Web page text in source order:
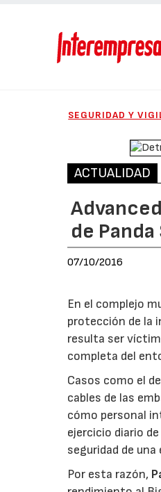
SEGURIDAD Y
ACTUALIDAD
de
07/10/2016
En el complejo
protección de la
resulta ser
completa del
Casos como el
cables de las
cómo personal
ejercicio diario
seguridad de
Por esta razón,